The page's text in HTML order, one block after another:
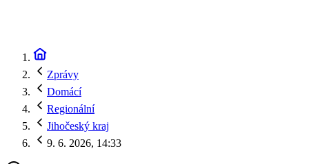
Zprávy
Domácí
Regionální
Jihočeský kraj
9. 6. 2026, 14:33